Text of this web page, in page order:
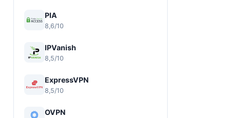
PIA
8,6/10
IPVanish
8,5/10
ExpressVPN
8,5/10
OVPN